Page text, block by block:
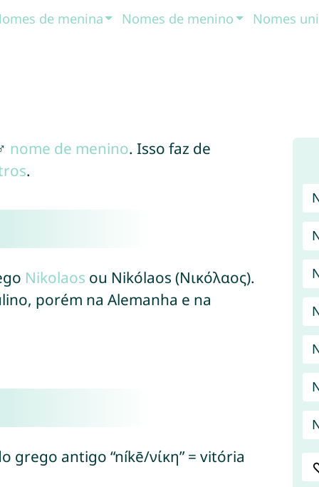
de menina Nomes de menino Nomes
nome de menino. Isso faz de
.
Nikolaos ou Nikólaos (Νικόλαος).
porém na Alemanha e na
grego antigo “níkē/νίκη” = vitória